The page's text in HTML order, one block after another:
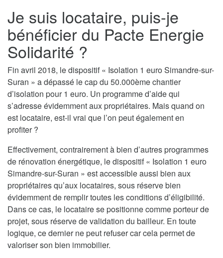
Je suis locataire, puis-je
bénéficier du Pacte Energie
Solidarité ?
Fin avril 2018, le dispositif « Isolation 1 euro Simandre-sur-
Suran » a dépassé le cap du 50.000ème chantier
d’isolation pour 1 euro. Un programme d’aide qui
s’adresse évidemment aux propriétaires. Mais quand on
est locataire, est-il vrai que l’on peut également en
profiter ?
Effectivement, contrairement à bien d’autres programmes
de rénovation énergétique, le dispositif « Isolation 1 euro
Simandre-sur-Suran » est accessible aussi bien aux
propriétaires qu’aux locataires, sous réserve bien
évidemment de remplir toutes les conditions d’éligibilité.
Dans ce cas, le locataire se positionne comme porteur de
projet, sous réserve de validation du bailleur. En toute
logique, ce dernier ne peut refuser car cela permet de
valoriser son bien immobilier.